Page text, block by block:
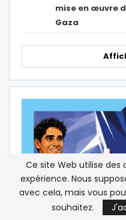
mise en œuvre
Gaza
Ce site Web utilise des
expérience. Nous
avec cela, mais vous
souhaitez.